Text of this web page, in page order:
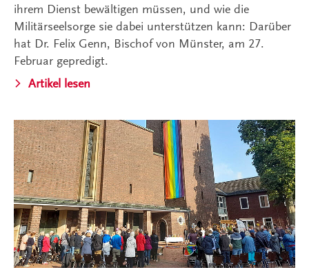
ihrem Dienst bewältigen müssen, und wie die
Militärseelsorge sie dabei unterstützen kann: Darüber
hat Dr. Felix Genn, Bischof von Münster, am 27.
Februar gepredigt.
Artikel lesen